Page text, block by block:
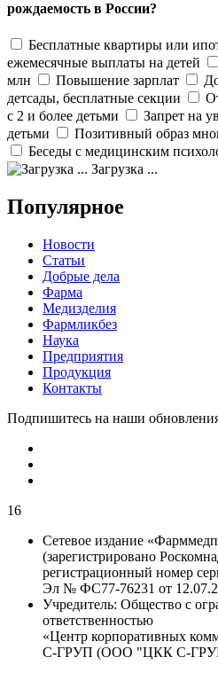
рождаемость в России?
Бесплатные квартиры или
ежемесячные выплаты на детей
млн
Повышение зарплат
детсады, бесплатные секции
с 2 и более детьми
Запрет на
детьми
Позитивный образ
Беседы с медицинским
Загрузка ...
Популярное
Новости
Статьи
Добрые дела
Фарма
Медизделия
Фармликбез
Наука
Предприятия
Продукция
Контакты
Подпишитесь на наши
16
Сетевое издание
(зарегистрировано
регистрационный номер
Эл № ФС77-76231 от
Учредитель: Общество с
ответственностью
«Центр корпоративных
С-ГРУП (ООО "ЦКК С-